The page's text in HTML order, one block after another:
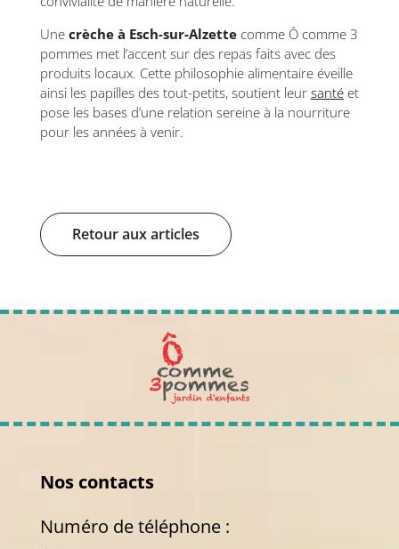
Une crèche à Esch-sur-Alzettecomme Ô comme 3
pommes met l’accent sur des repas faits avec des
produits locaux. Cette philosophie alimentaire éveille
ainsi les papilles des tout-petits, soutient leur santéet
pose les bases d’une relation sereine à la nourriture
pour les années à venir.
Retour aux articles
Nos contacts
Numéro de téléphone :